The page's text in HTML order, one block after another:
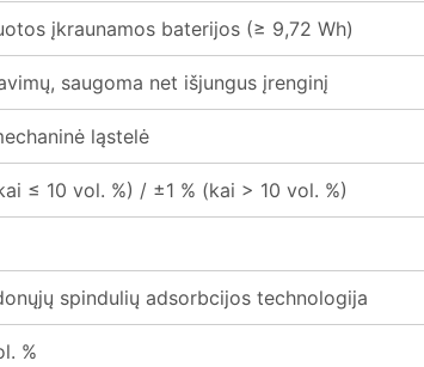
įkraunamos baterijos (≥ 9,72 Wh)
saugoma net išjungus įrenginį
ląstelė
≤ 10 vol. %) / ±1 % (kai > 10 vol. %)
spindulių adsorbcijos technologija
%